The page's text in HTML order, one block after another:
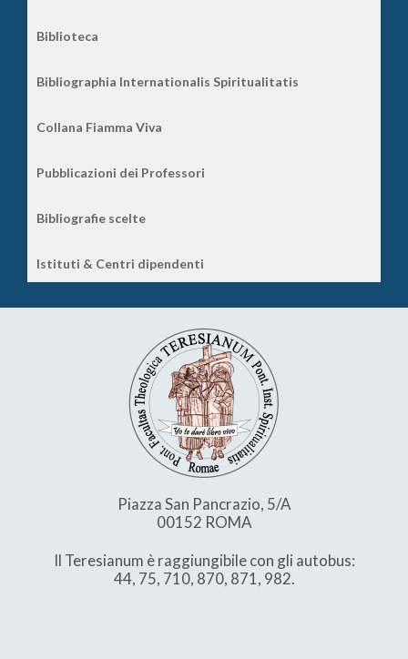
Biblioteca
Bibliographia Internationalis Spiritualitatis
Collana Fiamma Viva
Pubblicazioni dei Professori
Bibliografie scelte
Istituti & Centri dipendenti
Piazza San Pancrazio, 5/A
00152 ROMA
Il Teresianum è raggiungibile con gli autobus:
44, 75, 710, 870, 871, 982.